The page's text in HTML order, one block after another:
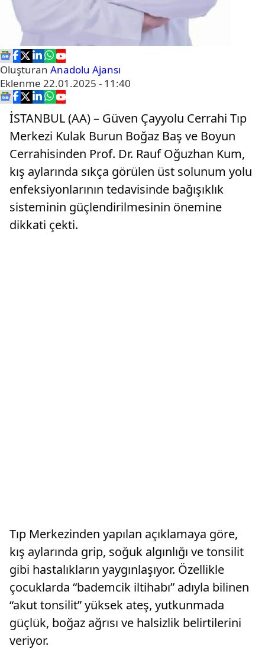
Oluşturan Anadolu Ajansı
Eklenme 22.01.2025 - 11:40
İSTANBUL (AA) – Güven Çayyolu Cerrahi Tıp
Merkezi Kulak Burun Boğaz Baş ve Boyun
Cerrahisinden Prof. Dr. Rauf Oğuzhan Kum,
kış aylarında sıkça görülen üst solunum yolu
enfeksiyonlarının tedavisinde bağışıklık
sisteminin güçlendirilmesinin önemine
dikkati çekti.
Tıp Merkezinden yapılan açıklamaya göre,
kış aylarında grip, soğuk algınlığı ve tonsilit
gibi hastalıkların yaygınlaşıyor. Özellikle
çocuklarda “bademcik iltihabı” adıyla bilinen
“akut tonsilit” yüksek ateş, yutkunmada
güçlük, boğaz ağrısı ve halsizlik belirtilerini
veriyor.